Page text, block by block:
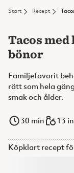
Start Recept
Tacos
bönor
Familjefavorit
rätt som hela
smak och ålder.
30 min 13
Köpklart recept